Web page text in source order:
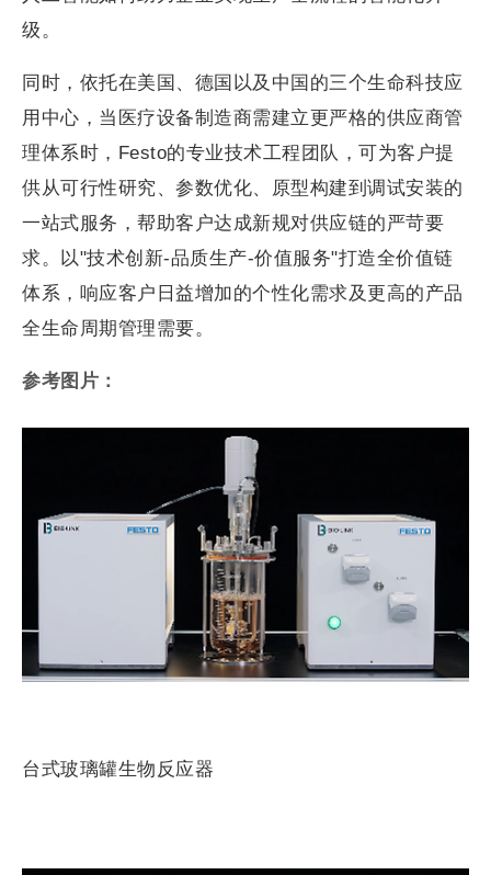
级。
同时，依托在美国、德国以及中国的三个生命科技应
用中心，当医疗设备制造商需建立更严格的供应商管
理体系时，Festo的专业技术工程团队，可为客户提
供从可行性研究、参数优化、原型构建到调试安装的
一站式服务，帮助客户达成新规对供应链的严苛要
求。以"技术创新-品质生产-价值服务"打造全价值链
体系，响应客户日益增加的个性化需求及更高的产品
全生命周期管理需要。
参考图片：
台式玻璃罐生物反应器